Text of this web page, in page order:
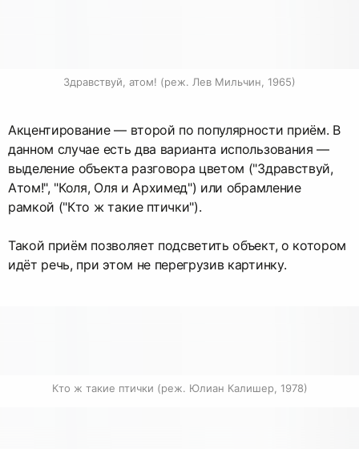
Здравствуй, атом! (реж. Лев Мильчин, 1965)
Акцентирование — второй по популярности приём. В
данном случае есть два варианта использования —
выделение объекта разговора цветом ("Здравствуй,
Атом!", "Коля, Оля и Архимед") или обрамление
рамкой ("Кто ж такие птички").
Такой приём позволяет подсветить объект, о котором
идёт речь, при этом не перегрузив картинку.
Кто ж такие птички (реж. Юлиан Калишер, 1978)